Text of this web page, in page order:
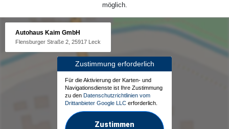
möglich.
Autohaus Kaim GmbH
Flensburger Straße 2, 25917 Leck
Zustimmung erforderlich
Für die Aktivierung der Karten- und
Navigationsdienste ist Ihre Zustimmung
zu den Datenschutzrichtlinien vom
Drittanbieter Google LLC erforderlich.
Zustimmen